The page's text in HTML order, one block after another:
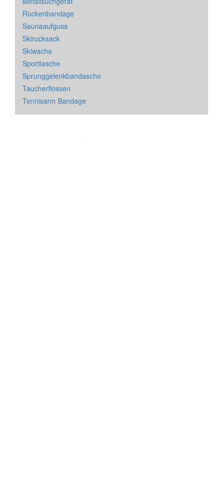
Rückenbandage
Saunaaufguss
Skirucksack
Skiwachs
Sporttasche
Sprunggelenkbandasche
Taucherflossen
Tennisarm Bandage